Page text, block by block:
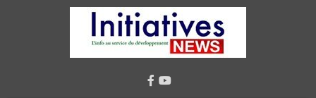
facebook
youtube